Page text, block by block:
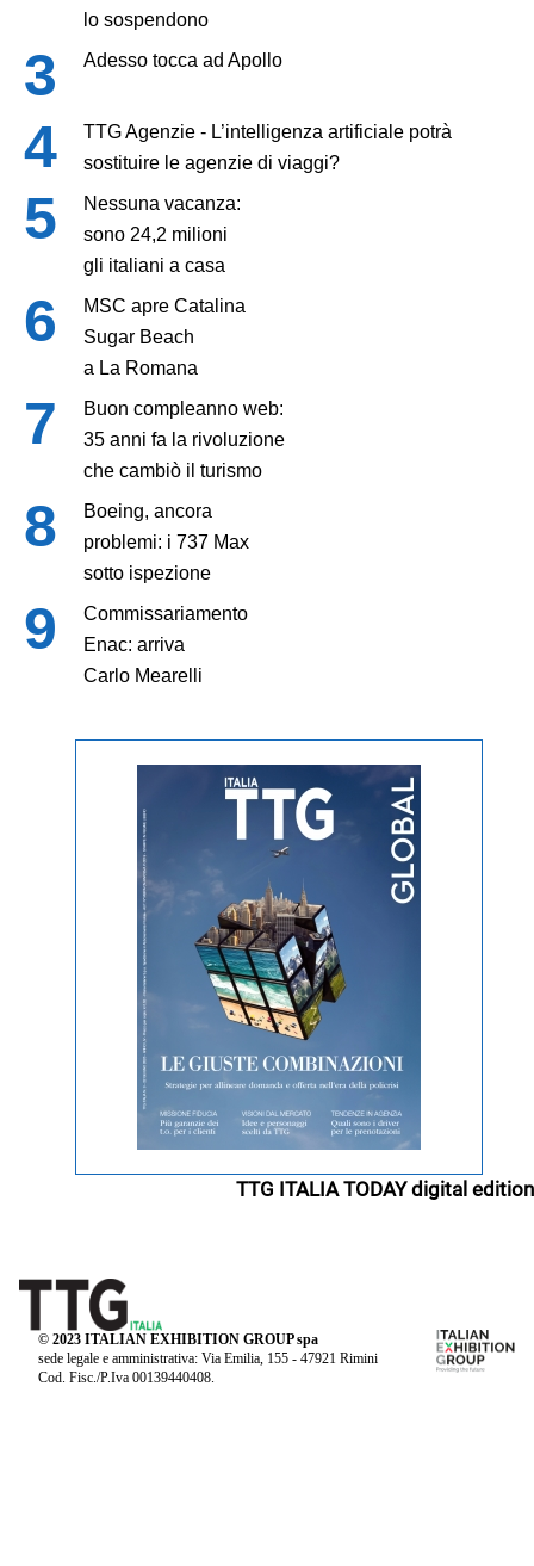
lo sospendono
Adesso tocca ad Apollo
TTG Agenzie - L’intelligenza artificiale potrà
sostituire le agenzie di viaggi?
Nessuna vacanza:
sono 24,2 milioni
gli italiani a casa
MSC apre Catalina
Sugar Beach
a La Romana
Buon compleanno web:
35 anni fa la rivoluzione
che cambiò il turismo
Boeing, ancora
problemi: i 737 Max
sotto ispezione
Commissariamento
Enac: arriva
Carlo Mearelli
TTG ITALIA TODAY digital edition
© 2023 ITALIAN EXHIBITION GROUP spa
sede legale e amministrativa: Via Emilia, 155 - 47921 Rimini
Cod. Fisc./P.Iva 00139440408.